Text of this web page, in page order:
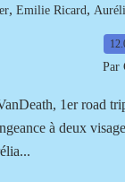
, Emilie Ricard,
Par
1er road
à deux